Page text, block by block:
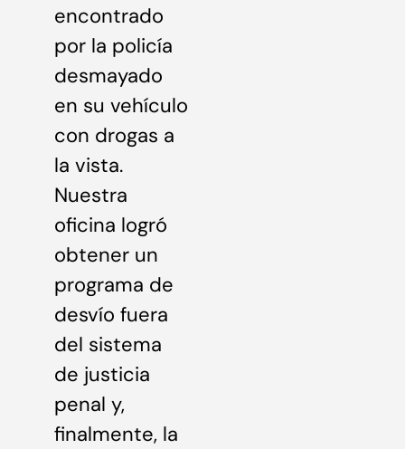
encontrado
por la policía
desmayado
en su vehículo
con drogas a
la vista.
Nuestra
oficina logró
obtener un
programa de
desvío fuera
del sistema
de justicia
penal y,
finalmente, la